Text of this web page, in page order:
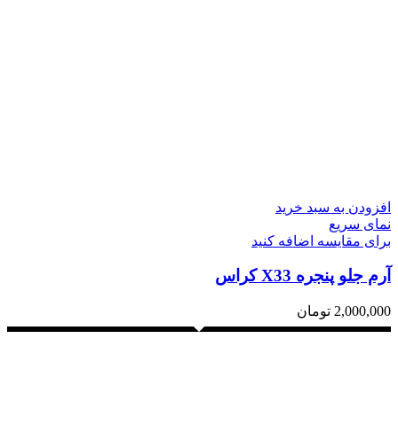
افزودن به سبد خرید
نمای سریع
برای مقایسه اضافه کنید
آرم جلو پنجره X33 کراس
2,000,000 تومان